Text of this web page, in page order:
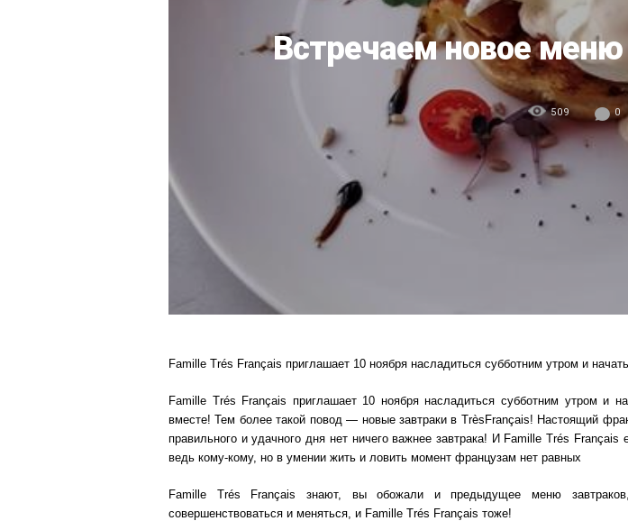
Встречаем новое меню
509 0
Famille Trés Français приглашает 10 ноября насладиться субботним утром и
Famille Trés Français приглашает 10 ноября насладиться субботним утром и
вместе! Тем более такой повод — новые завтраки в TrèsFrançais! Настоящий
правильного и удачного дня нет ничего важнее завтрака! И Famille Trés Français
ведь кому-кому, но в умении жить и ловить момент французам нет равных
Famille Trés Français знают, вы обожали и предыдущее меню
совершенствоваться и меняться, и Famille Trés Français тоже!